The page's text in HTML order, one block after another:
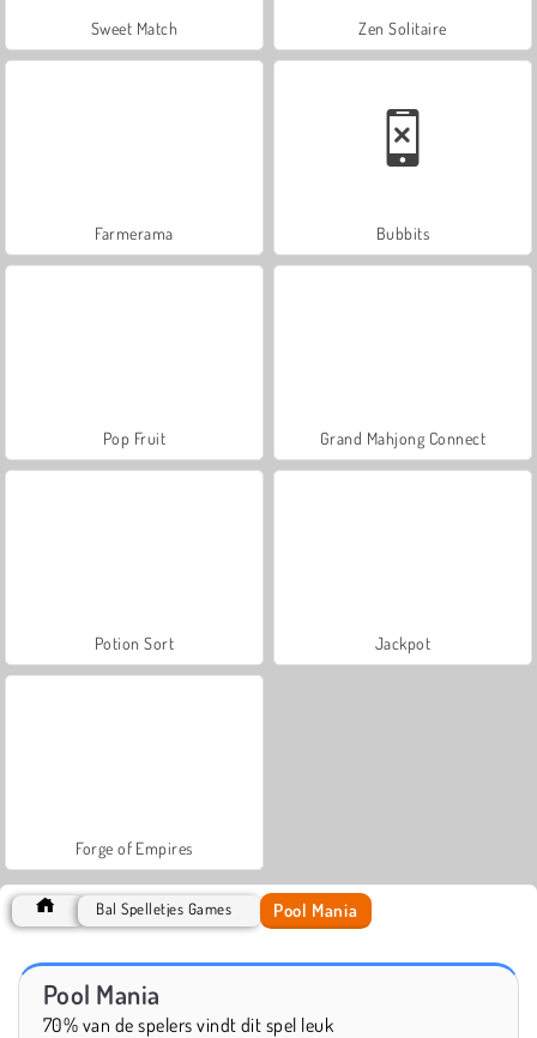
Sweet Match Zen Solitaire
Farmerama Bubbits
Pop Fruit Grand Mahjong Connect
Potion Sort Jackpot
Forge of Empires
Bal Spelletjes Games Pool Mania
Pool Mania
70% van de spelers vindt dit spel leuk